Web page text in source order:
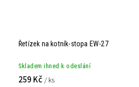
Řetízek na kotník-stopa EW-27
Skladem ihned k odeslání
259 Kč / ks